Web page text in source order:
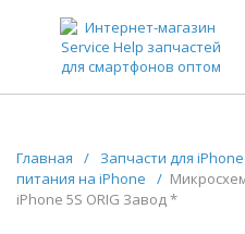
ЗАПЧАСТИ ДЛЯ
Главная / Запчасти для iPhone
питания на iPhone
/
iPhone 5S ORIG Завод *